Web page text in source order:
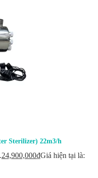
Sterilizer) 22m3/h
24,900,000₫Giá hiện tại là: